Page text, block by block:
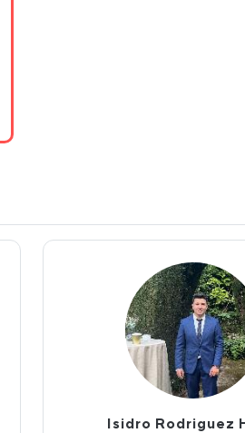
Isidro Rodriguez